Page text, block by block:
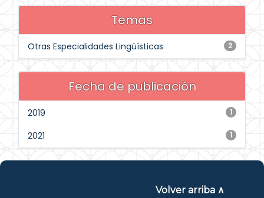
Temas
2
Otras Especialidades Lingüísticas
Fecha de publicación
1
2019
1
2021
Volver arriba ∧